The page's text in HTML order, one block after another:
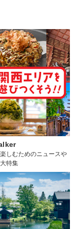
しむためのニュースや
特集